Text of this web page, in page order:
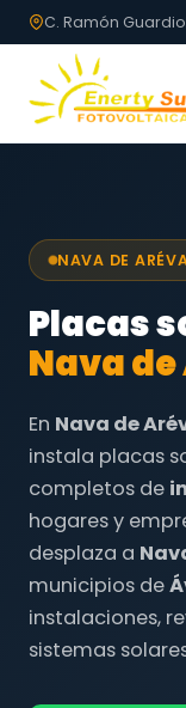
C. Ramón
NAVA DE
Placas
Nava
En Nava de
instala placas
completos de
hogares y
desplaza a
municipios de
instalaciones,
sistemas